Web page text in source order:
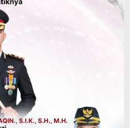
Alami
Berhasil
Kalsel
di Lapangan